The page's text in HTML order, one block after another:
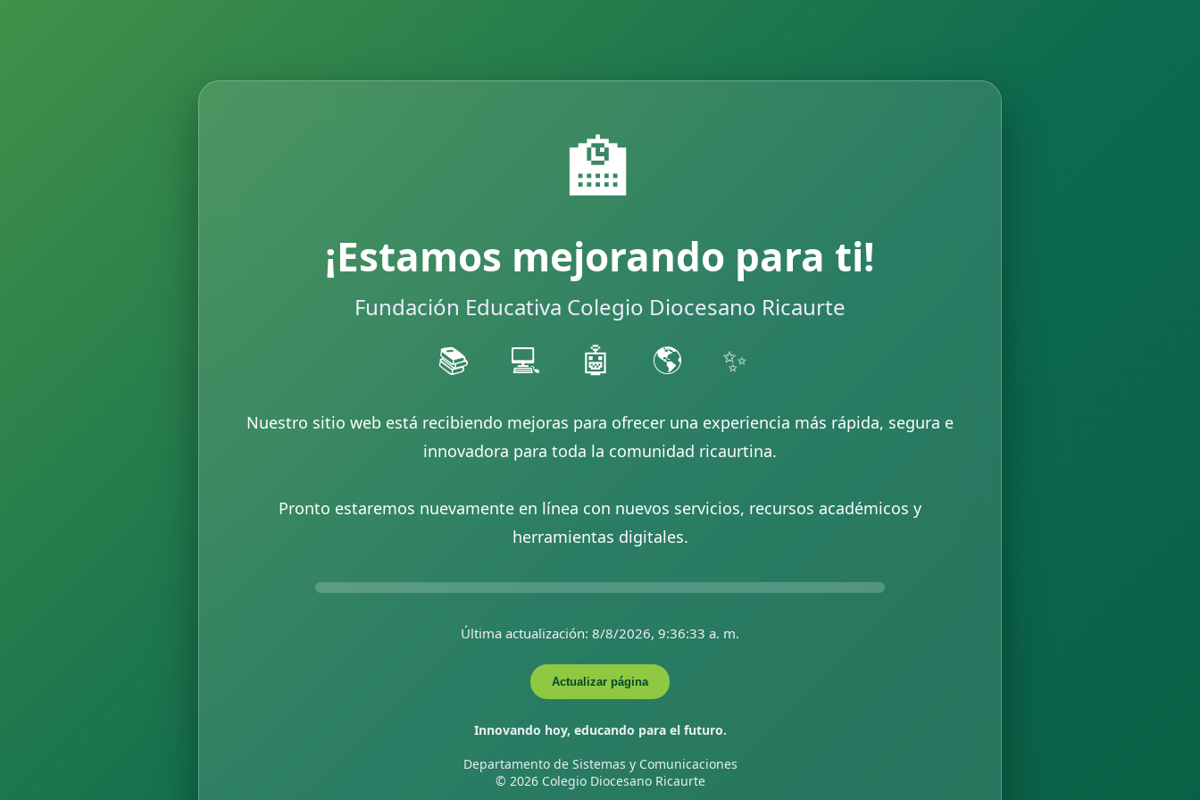
🏫
¡Estamos mejorando para ti!
Fundación Educativa Colegio Diocesano Ricaurte
📚 💻 🤖 🌎 ✨
Nuestro sitio web está recibiendo mejoras para ofrecer una experiencia más rápida, segura e
innovadora para toda la comunidad ricaurtina.
Pronto estaremos nuevamente en línea con nuevos servicios, recursos académicos y
herramientas digitales.
Última actualización: 8/8/2026, 9:36:33 a. m.
Actualizar página
Innovando hoy, educando para el futuro.
Departamento de Sistemas y Comunicaciones
© 2026 Colegio Diocesano Ricaurte